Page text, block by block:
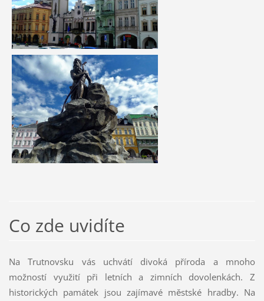
Co zde uvidíte
Na Trutnovsku vás uchvátí divoká příroda a mnoho
možností využití při letních a zimních dovolenkách. Z
historických památek jsou zajímavé městské hradby. Na